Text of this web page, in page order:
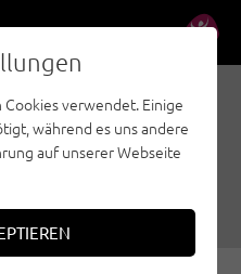
FÜR ZU
verwendet. Einige
während es uns andere
auf unserer Webseite